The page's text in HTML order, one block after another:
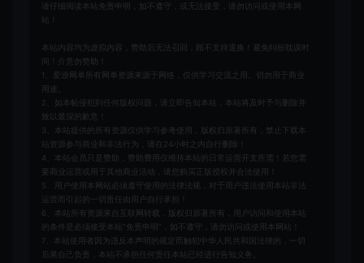
请仔细阅读本站免责申明，如不遵守，或无法接受，请勿访问或使用本网
站！
本站内容均为虚拟内容，赞助后无法召回，顾不支持退换！避免纠纷耽误时
间！介意勿赞助！
1、爱游网单所有网单资源来源于网络，仅供学习交流之用。切勿用于商业
用途。
2、如本帖侵犯到任何版权问题，请立即告知本站，本站将及时予与删除并
致以最深的歉意！
3、本站提供的所有资源仅供学习参考使用，版权归原著所有，禁止下载本
站资源参与商业和非法行为，请在24小时之内自行删除！
4、本站会员只是赞助，赞助费用仅维持本站的日常运营开支所需！若您需
要商业运营或用于其他商业活动，请您购买正版授权并合法使用！
5、用户使用本网站必须遵守使用的法律法规，对于用户违法使用本站非法
运营而引起的一切责任由用户自行承担！
6、本站所有资源来自互联网转载，版权归原著所有，用户访问和使用本站
的条件是必须接受本站“免责申明”，如不遵守，请勿访问或使用本网站！
7、本站使用者因为违反本声明的规定而触犯中华人民共和国法律的，一切
后果自己负责，本站不承担任何责任本站已经进行告知义务。